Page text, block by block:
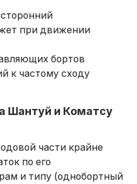
при движении
бортов
к частому сходу
Шантуй и Коматсу
части крайне
по его
и типу (однобортный